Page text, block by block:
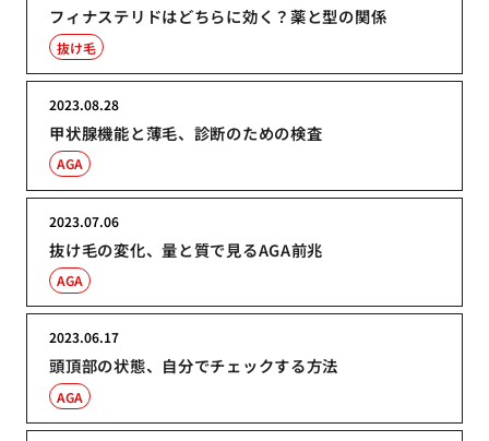
フィナステリドはどちらに効く？薬と型の関係
抜け毛
甲状腺機能と薄毛、診断のための検査
2023.08.28
AGA
抜け毛の変化、量と質で見るAGA前兆
2023.07.06
AGA
頭頂部の状態、自分でチェックする方法
2023.06.17
AGA